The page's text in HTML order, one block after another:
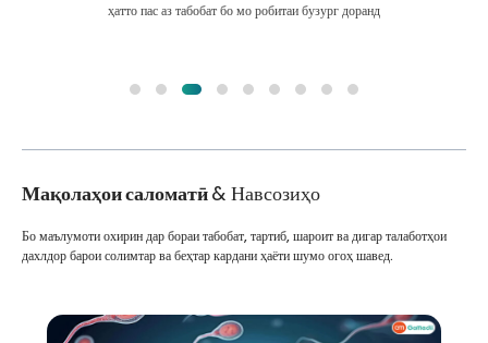
ҳатто пас аз табобат бо мо робитаи бузург доранд
Мақолаҳои саломатӣ& Навсозиҳо
Бо маълумоти охирин дар бораи табобат, тартиб, шароит ва дигар талаботҳои
дахлдор барои солимтар ва беҳтар кардани ҳаёти шумо огоҳ шавед.